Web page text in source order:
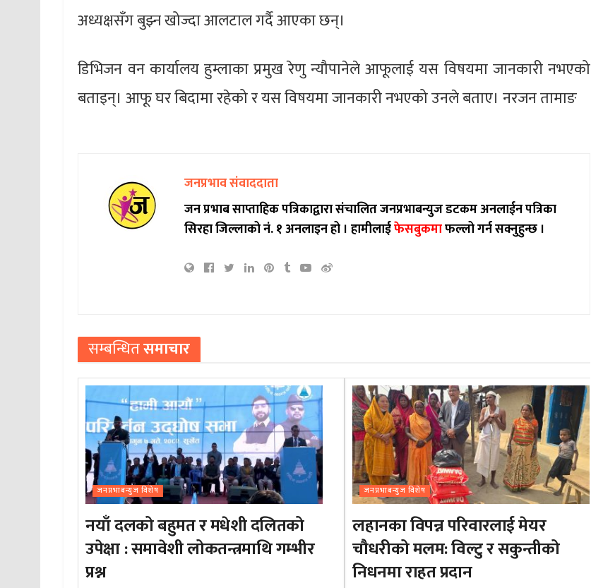
अध्यक्षसँग बुझ्न खोज्दा आलटाल गर्दै आएका छन्।
डिभिजन वन कार्यालय हुम्लाका प्रमुख रेणु न्यौपानेले आफूलाई यस विषयमा जानकारी नभएको
बताइन्। आफू घर बिदामा रहेको र यस विषयमा जानकारी नभएको उनले बताए। नरजन तामाङ
जनप्रभाव संवाददाता
जन प्रभाब साप्ताहिक पत्रिकाद्वारा संचालित जनप्रभाबन्युज डटकम अनलाईन पत्रिका
सिरहा जिल्लाको नं. १ अनलाइन हो ।हामीलाईफेसबुकमाफल्लो गर्न सक्नुहुन्छ ।
सम्बन्धितसमाचार
जनप्रभाबन्युज विशेष
नयाँ दलको बहुमत र मधेशी दलितको
उपेक्षा : समावेशी लोकतन्त्रमाथि गम्भीर
प्रश्न
जनप्रभाबन्युज विशेष
लहानका विपन्न परिवारलाई मेयर
चौधरीको मलम: विल्टु र सकुन्तीको
निधनमा राहत प्रदान